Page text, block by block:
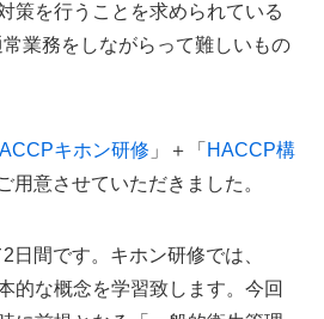
策を行うことを求められている
業務をしながらって難しいもの
キホン研修 」＋「 HACCP構
用意させていただきました。
日間です。キホン研修では、
的な概念を学習致します。今回